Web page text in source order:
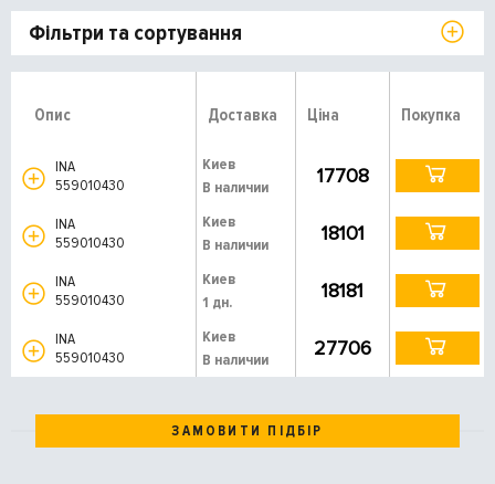
Фільтри та сортування
Опис Доставка Ціна Покупка
INA
559010430
Киев
В наличии
17708
INA
559010430
Киев
В наличии
18101
INA
559010430
Киев
1 дн.
18181
INA
559010430
Киев
В наличии
27706
ЗАМОВИТИ ПІДБІР